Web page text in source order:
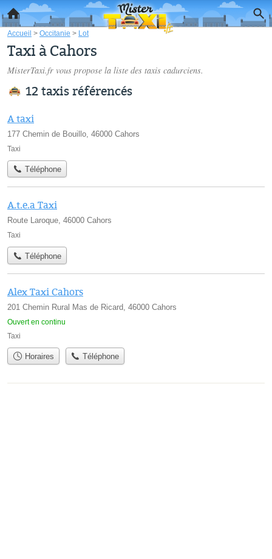
Accueil > Occitanie > Lot
Taxi à Cahors
MisterTaxi.fr vous propose la liste des taxis cadurciens.
12 taxis référencés
A taxi
177 Chemin de Bouillo, 46000 Cahors
Taxi
Téléphone
A.t.e.a Taxi
Route Laroque, 46000 Cahors
Taxi
Téléphone
Alex Taxi Cahors
201 Chemin Rural Mas de Ricard, 46000 Cahors
Ouvert en continu
Taxi
Horaires Téléphone